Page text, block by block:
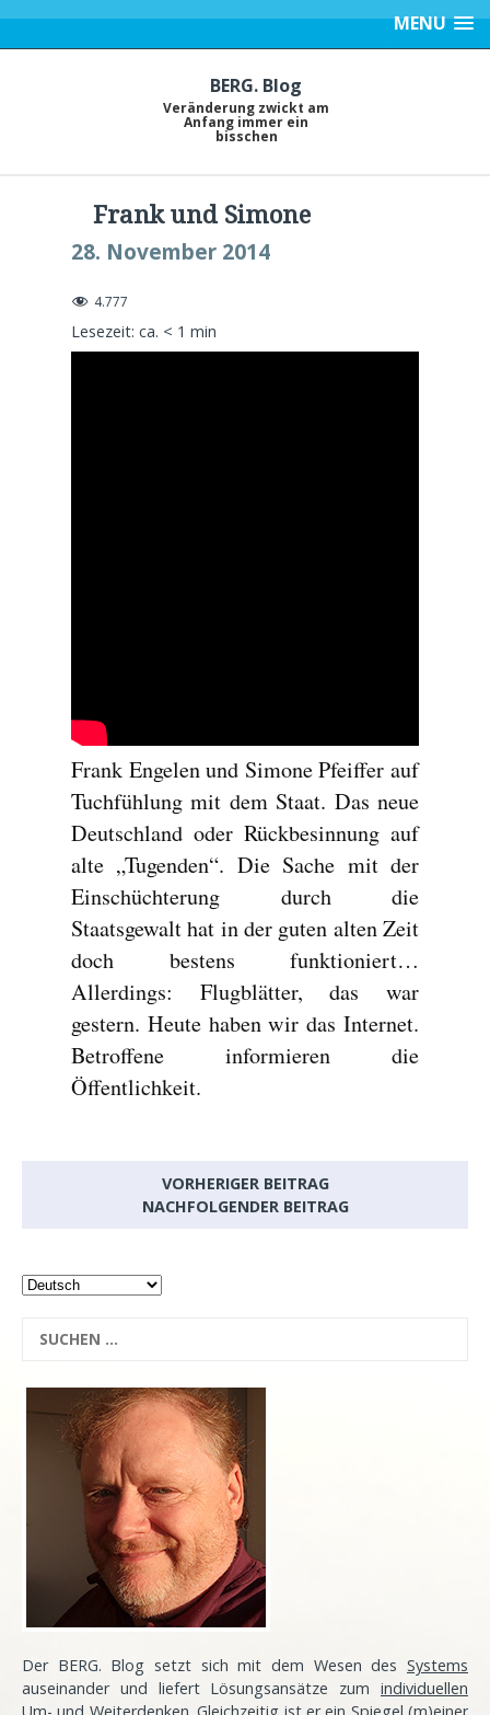
MENU
BERG. Blog
Veränderung zwickt am
Anfang immer ein
bisschen
Frank und Simone
28. November 2014
4.777
Lesezeit: ca. < 1 min
Frank Engelen und Simone Pfeiffer auf
Tuchfühlung mit dem Staat. Das neue
Deutschland oder Rückbesinnung auf
alte „Tugenden“. Die Sache mit der
Einschüchterung durch die
Staatsgewalt hat in der guten alten Zeit
doch bestens funktioniert…
Allerdings: Flugblätter, das war
gestern. Heute haben wir das Internet.
Betroffene informieren die
Öffentlichkeit.
VORHERIGER BEITRAG
NACHFOLGENDER BEITRAG
Der BERG. Blog setzt sich mit dem Wesen des Systems
auseinander und liefert Lösungsansätze zum individuellen